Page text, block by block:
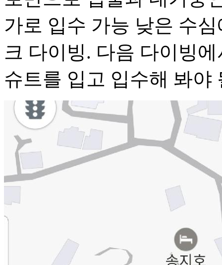
가로 입수 가능 낮은 수
크 다이빙. 다음 다이빙
슈트를 입고 입수해 봐야